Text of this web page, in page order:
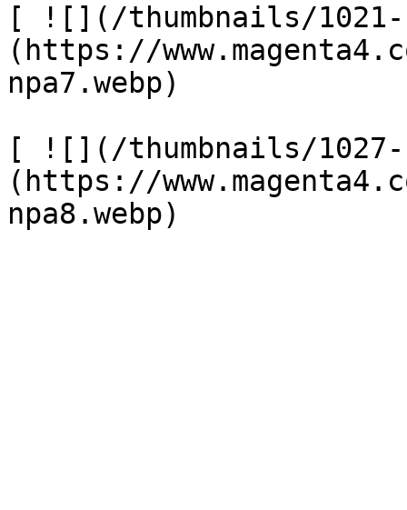
[ ![](/thumbnails/1021-
(https://
npa7.webp)
[ ![](/thumbnails/1027-
(https://